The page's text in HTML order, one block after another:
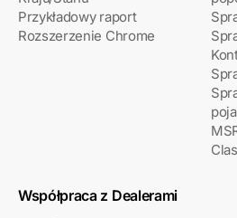
Przykładowy raport
Rozszerzenie Chrome
Współpraca z Dealerami